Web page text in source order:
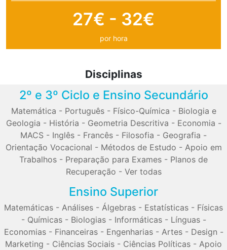
27€ - 32€
por hora
Disciplinas
2º e 3º Ciclo e Ensino Secundário
Matemática - Português- Físico-Química - Biologia e
Geologia - História - Geometria Descritiva - Economia -
MACS - Inglês - Francês - Filosofia - Geografia -
Orientação Vocacional - Métodos de Estudo - Apoio em
Trabalhos - Preparação para Exames - Planos de
Recuperação - Ver todas
Ensino Superior
Matemáticas - Análises - Álgebras - Estatísticas - Físicas
- Químicas- Biologias- Informáticas- Línguas-
Economias- Financeiras- Engenharias- Artes- Design -
Marketing - Ciências Sociais - Ciências Políticas - Apoio